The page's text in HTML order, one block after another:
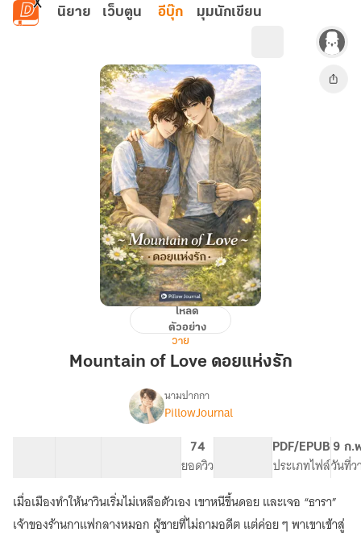
ข้ามไปยังเนื้อหาหลัก
นิยาย เว็บตูน อีบุ๊ก มุมนักเขียน
Mountain
Love
โหลด
ตัวอย่าง
วาย
Mountain of Love ดอยแห่งรัก
เรื่องMountain
Love
ดอย
แห่ง
รัก
นามปากกา
PillowJournal
74
ยอดวิว
PDF/EPUB
ประเภทไฟล์
9 ก.
วันที่ว
เมื่อเมืองทำให้นาวินเริ่มไม่เหลือตัวเอง เขาหนีขึ้นดอย และเจอ “ธารา”
เจ้าของร้านกาแฟกลางหมอก ผู้ชายที่ไม่ถามอดีต แต่ค่อย ๆ พาเขาเข้าสู่